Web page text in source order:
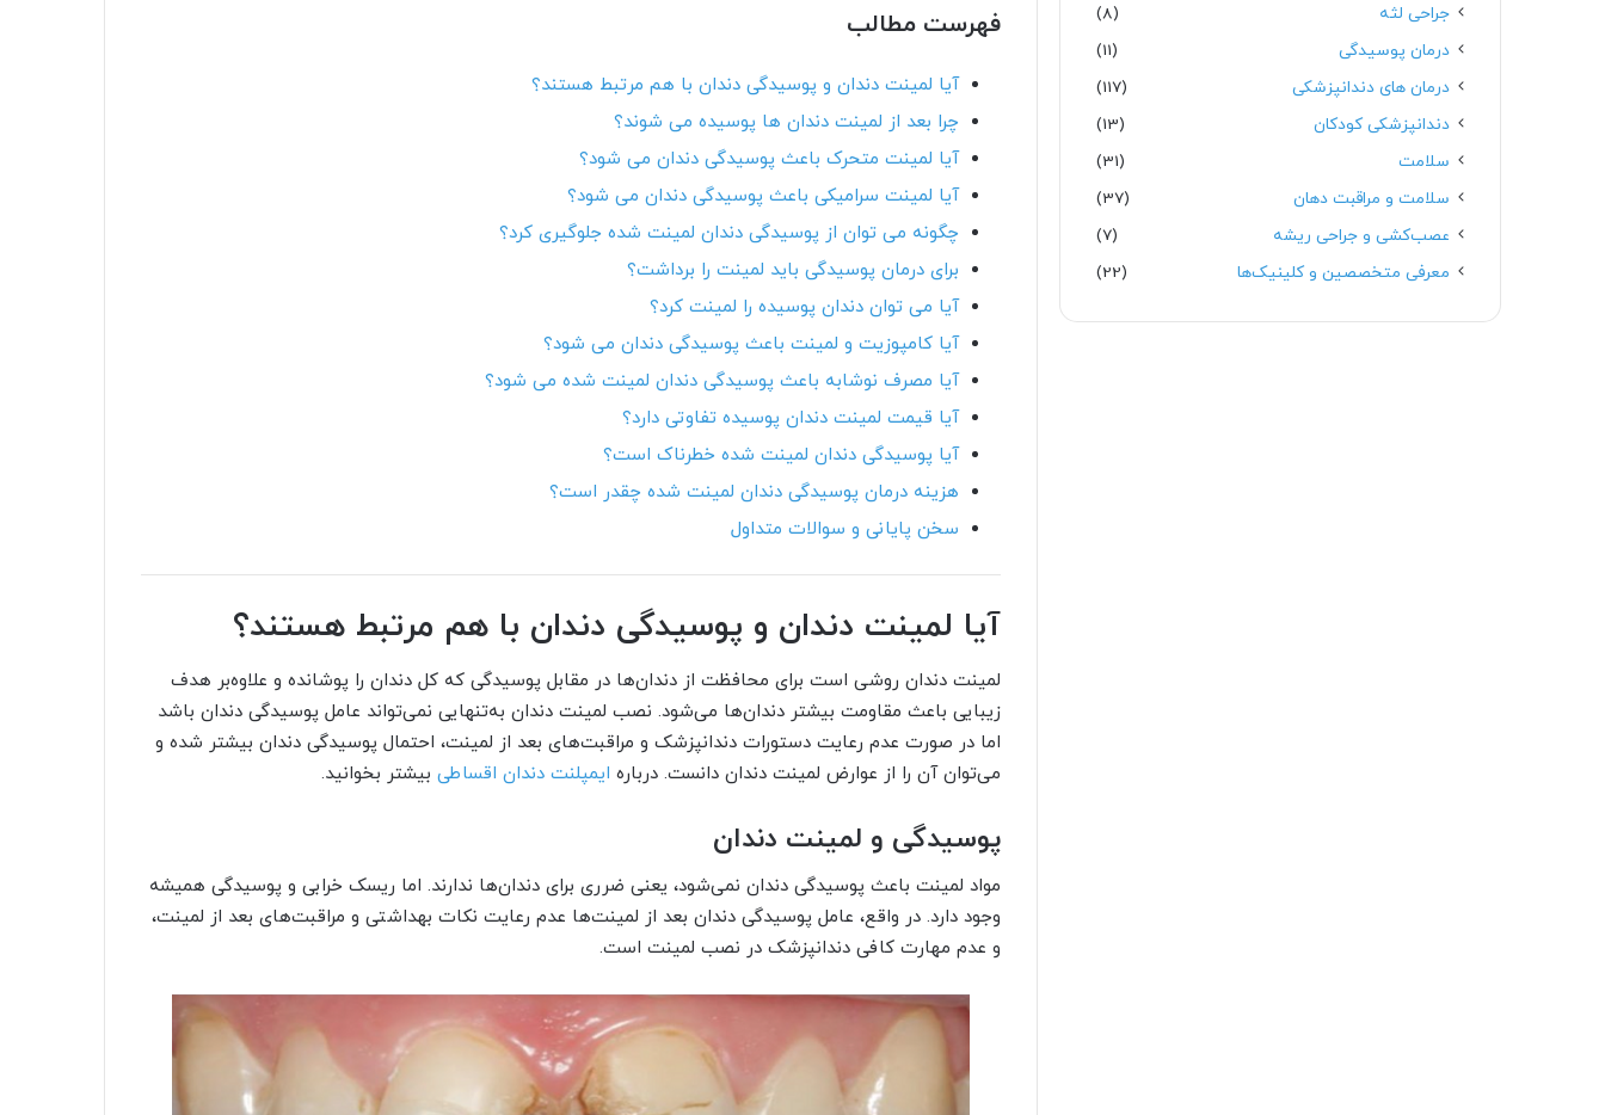
فهرست مطالب
آیا لمینت دندان و پوسیدگی دندان با هم مرتبط هستند؟
چرا بعد از لمینت دندان ها پوسیده می شوند؟
آیا لمینت متحرک باعث پوسیدگی دندان می شود؟
آیا لمینت سرامیکی باعث پوسیدگی دندان می شود؟
چگونه می توان از پوسیدگی دندان لمینت شده جلوگیری کرد؟
برای درمان پوسیدگی باید لمینت را برداشت؟
آیا می توان دندان پوسیده را لمینت کرد؟
آیا کامپوزیت و لمینت باعث پوسیدگی دندان می شود؟
آیا مصرف نوشابه باعث پوسیدگی دندان لمینت شده می شود؟
آیا قیمت لمینت دندان پوسیده تفاوتی دارد؟
آیا پوسیدگی دندان لمینت شده خطرناک است؟
هزینه درمان پوسیدگی دندان لمینت شده چقدر است؟
سخن پایانی و سوالات متداول
آیا لمینت دندان و پوسیدگی دندان با هم مرتبط هستند؟
لمینت دندان روشی است برای محافظت از دندان‌ها در مقابل پوسیدگی که کل دندان را پوشانده و علاوه‌بر هدف
زیبایی باعث مقاومت بیشتر دندان‌ها می‌شود. نصب لمینت دندان به‌تنهایی نمی‌تواند عامل پوسیدگی دندان باشد
اما در صورت عدم رعایت دستورات دندانپزشک و مراقبت‌های بعد از لمینت، احتمال پوسیدگی دندان بیشتر شده و
می‌توان آن را از عوارض لمینت دندان دانست. درباره ایمپلنت دندان اقساطی بیشتر بخوانید.
پوسیدگی و لمینت دندان
مواد لمینت باعث پوسیدگی دندان نمی‌شود، یعنی ضرری برای دندان‌ها ندارند. اما ریسک خرابی و پوسیدگی همیشه
وجود دارد. در واقع، عامل پوسیدگی دندان بعد از لمینت‌ها عدم رعایت نکات بهداشتی و مراقبت‌های بعد از لمینت،
و عدم مهارت کافی دندانپزشک در نصب لمینت است.
جراحی لثه
(8)
درمان پوسیدگی
(11)
درمان های دندانپزشکی
(117)
دندانپزشکی کودکان
(13)
سلامت
(31)
سلامت و مراقبت دهان
(37)
عصب‌کشی و جراحی ریشه
(7)
معرفی متخصصین و کلینیک‌ها
(22)